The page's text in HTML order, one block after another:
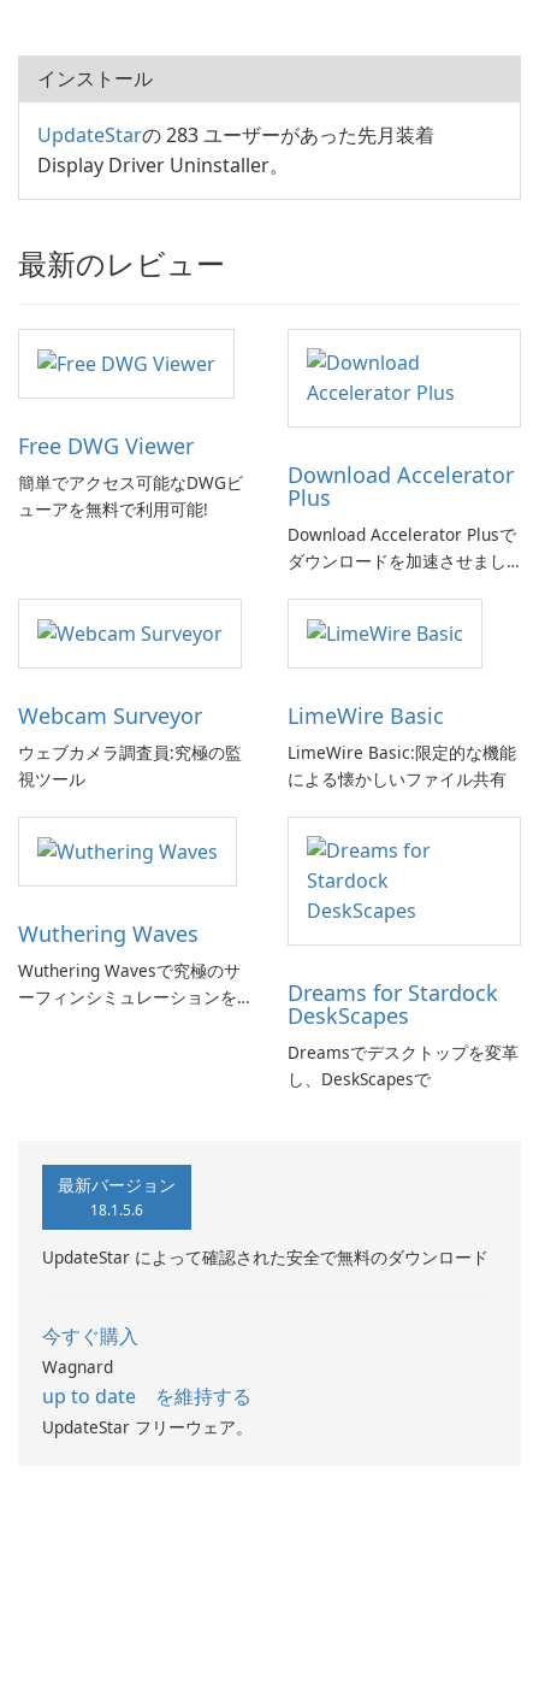
インストール
UpdateStarの 283 ユーザーがあった先月装着
Display Driver Uninstaller。
最新のレビュー
Free DWG Viewer
簡単でアクセス可能なDWGビ
ューアを無料で利用可能!
Download Accelerator
Plus
Download Accelerator Plusで
ダウンロードを加速させまし
Webcam Surveyor
ウェブカメラ調査員:究極の監
視ツール
LimeWire Basic
LimeWire Basic:限定的な機能
による懐かしいファイル共有
Wuthering Waves
Wuthering Wavesで究極のサ
ーフィンシミュレーションを
Dreams for Stardock
DeskScapes
Dreamsでデスクトップを変革
し、DeskScapesで
最新バージョン
18.1.5.6
UpdateStar によって確認された安全で無料のダウンロード
今すぐ購入
Wagnard
up to date を維持する
UpdateStar フリーウェア。